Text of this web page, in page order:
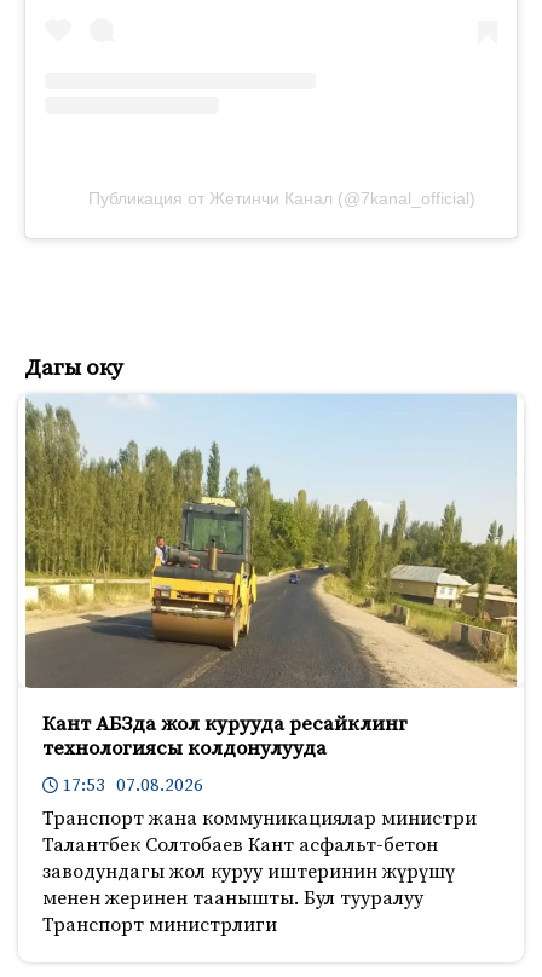
Публикация от Жетинчи Канал (@7kanal_official)
Дагы оку
Кант АБЗда жол курууда ресайклинг
технологиясы колдонулууда
17:53 07.08.2026
Транспорт жана коммуникациялар министри
Талантбек Солтобаев Кант асфальт-бетон
заводундагы жол куруу иштеринин жүрүшү
менен жеринен таанышты. Бул тууралуу
Транспорт министрлиги